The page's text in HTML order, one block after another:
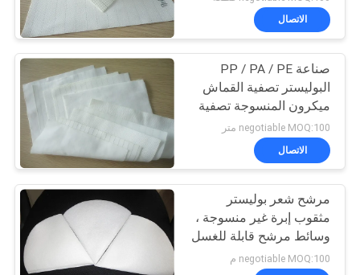
كيس مرشح قفص
قماش مرشح PTFE
16
الاتصال
صناعة PP / PA / PE
البوليستر تصفية القماش
ميكرون المنسوجة تصفية
النسيج
negotiable MOQ:100 متر
الاتصال
مرشح شعر بوليستر
مثقوب إبرة غير منسوجة ،
وسائط مرشح قابلة للغسل
negotiable MOQ:100 م